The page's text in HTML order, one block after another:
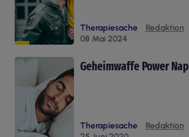
Therapiesache
Redaktion
08 Mai 2024
Geheimwaffe Power Nap
Therapiesache
Redaktion